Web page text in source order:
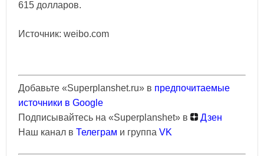
615 долларов.
Источник: weibo.com
Добавьте «Superplanshet.ru» в предпочитаемые
источники в Google
Подписывайтесь на «Superplanshet» в
Дзен
Наш канал в Телеграм и группа VK